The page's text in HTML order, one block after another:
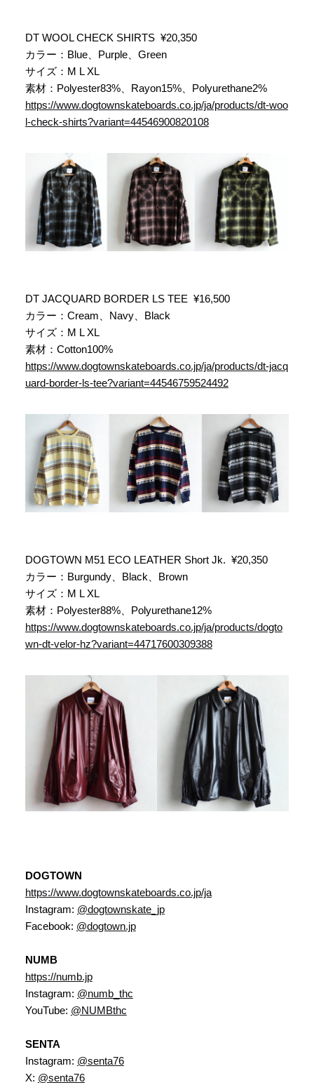
DT WOOL CHECK SHIRTS ¥20,350
カラー：Blue、Purple、Green
サイズ：M L XL
素材：Polyester83%、Rayon15%、Polyurethane2%
https://www.dogtownskateboards.co.jp/ja/products/dt-woo
l-check-shirts?variant=44546900820108
DT JACQUARD BORDER LS TEE ¥16,500
カラー：Cream、Navy、Black
サイズ：M L XL
素材：Cotton100%
https://www.dogtownskateboards.co.jp/ja/products/dt-jacq
uard-border-ls-tee?variant=44546759524492
DOGTOWN M51 ECO LEATHER Short Jk. ¥20,350
カラー：Burgundy、Black、Brown
サイズ：M L XL
素材：Polyester88%、Polyurethane12%
https://www.dogtownskateboards.co.jp/ja/products/dogto
wn-dt-velor-hz?variant=44717600309388
DOGTOWN
https://www.dogtownskateboards.co.jp/ja
Instagram: @dogtownskate_jp
Facebook: @dogtown.jp
NUMB
https://numb.jp
Instagram: @numb_thc
YouTube: @NUMBthc
SENTA
Instagram: @senta76
X: @senta76